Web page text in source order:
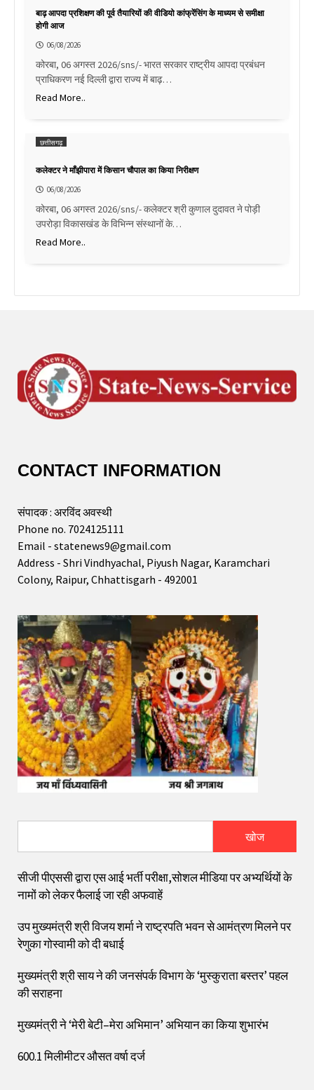
बाढ़ आपदा प्रशिक्षण की पूर्व तैयारियों की वीडियो कांफ्रेंसिंग के माध्यम से समीक्षा
होगी आज
06/08/2026
कोरबा, 06 अगस्त 2026/sns/- भारत सरकार राष्ट्रीय आपदा प्रबंधन
प्राधिकरण नई दिल्ली द्वारा राज्य में बाढ़…
Read More..
छत्तीसगढ़
कलेक्टर ने माँझीपारा में किसान चौपाल का किया निरीक्षण
06/08/2026
कोरबा, 06 अगस्त 2026/sns/- कलेक्टर श्री कुणाल दुदावत ने पोड़ी
उपरोड़ा विकासखंड के विभिन्न संस्थानों के…
Read More..
CONTACT INFORMATION
संपादक : अरविंद अवस्थी
Phone no. 7024125111
Email - statenews9@gmail.com
Address - Shri Vindhyachal, Piyush Nagar, Karamchari
Colony, Raipur, Chhattisgarh - 492001
खोज
सीजी पीएससी द्वारा एस आई भर्ती परीक्षा,सोशल मीडिया पर अभ्यर्थियों के
नामों को लेकर फैलाई जा रही अफवाहें
उप मुख्यमंत्री श्री विजय शर्मा ने राष्ट्रपति भवन से आमंत्रण मिलने पर
रेणुका गोस्वामी को दी बधाई
मुख्यमंत्री श्री साय ने की जनसंपर्क विभाग के ‘मुस्कुराता बस्तर’ पहल
की सराहना
मुख्यमंत्री ने ‘मेरी बेटी–मेरा अभिमान’ अभियान का किया शुभारंभ
600.1 मिलीमीटर औसत वर्षा दर्ज